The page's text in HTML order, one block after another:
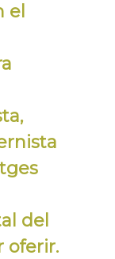
el
del
oferir.